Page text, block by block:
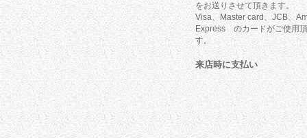
をお送りさせて頂きます。
Visa、Master card、JCB、
Express のカードがご使用
す。
来店時に支払い